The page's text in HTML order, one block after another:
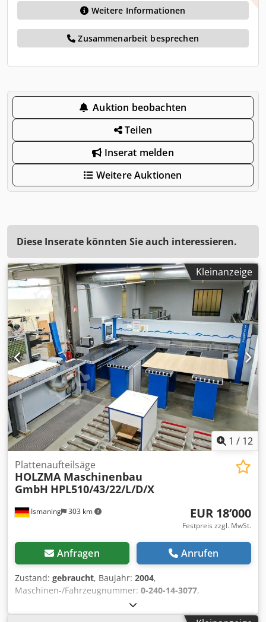
Weitere Informationen
Zusammenarbeit besprechen
Auktion beobachten
Teilen
Inserat melden
Weitere Auktionen
Diese Inserate könnten Sie auch interessieren.
Kleinanzeige
1 / 12
Ismaning 303 km
Plattenaufteilsäge
HOLZMA Maschinenbau
GmbH HPL510/43/22/L/D/X
EUR 18’000
Festpreis zzgl. MwSt.
Anfragen Anrufen
Zustand: gebraucht, Baujahr: 2004,
Maschinen-/Fahrzeugnummer: 0-240-14-3077,
voll funktionsfähig
(24.47 PS), Eingangsspannung:400 V, Eingangsstrom:52